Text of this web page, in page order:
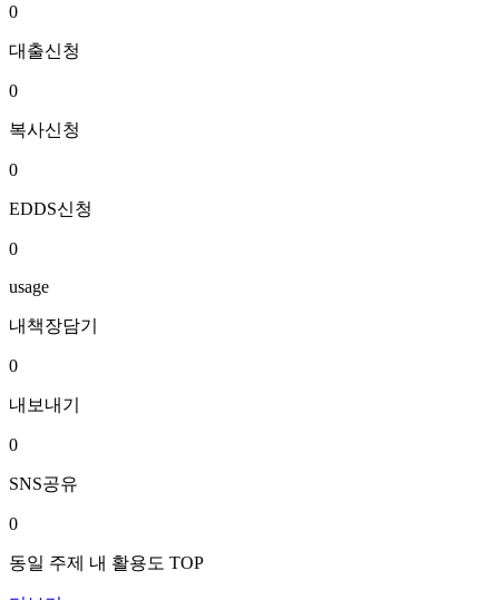
0
대출신청
0
복사신청
0
EDDS신청
0
usage
내책장담기
0
내보내기
0
SNS공유
0
동일 주제 내 활용도 TOP